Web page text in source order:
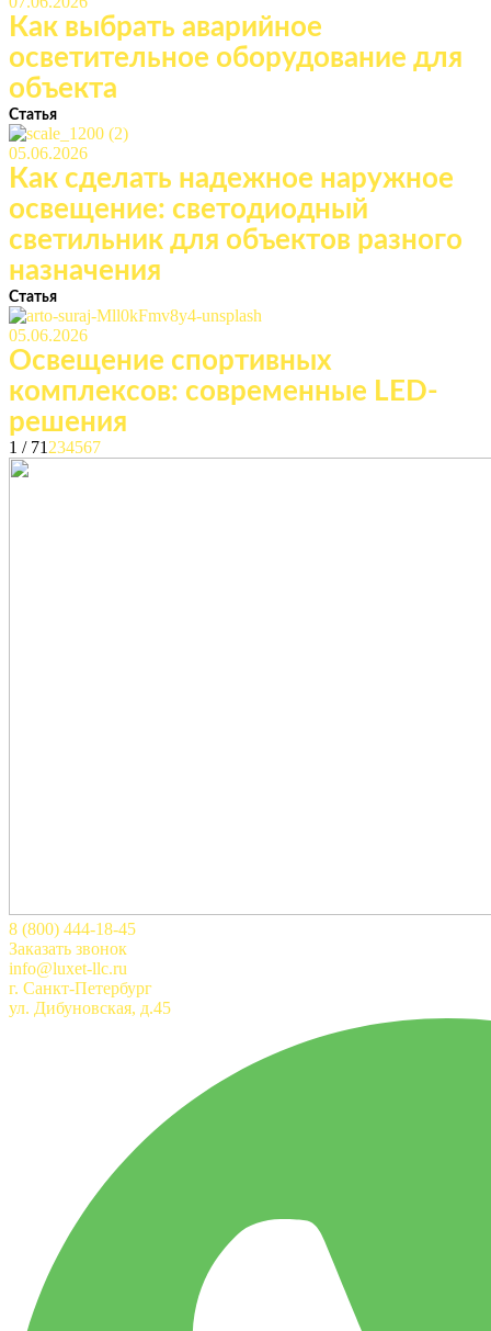
Как выбрать аварийное
осветительное оборудование для
объекта
Статья
05.06.2026
Как сделать надежное наружное
освещение: светодиодный
светильник для объектов разного
назначения
Статья
05.06.2026
Освещение спортивных
комплексов: современные LED-
решения
1 / 71 234567
8 (800) 444-18-45
Заказать звонок
info@luxet-llc.ru
г. Санкт-Петербург
ул. Дибуновская, д.45